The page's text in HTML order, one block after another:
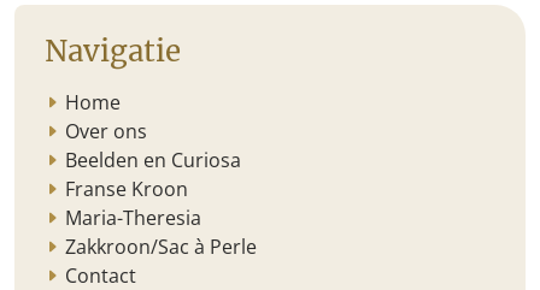
Navigatie
Home
Over ons
Beelden en Curiosa
Franse Kroon
Maria-Theresia
Zakkroon/Sac à Perle
Contact